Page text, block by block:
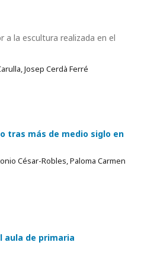
a la escultura realizada en el
Josep Cerdà Ferré
tras más de medio siglo en
César-Robles, Paloma Carmen
aula de primaria